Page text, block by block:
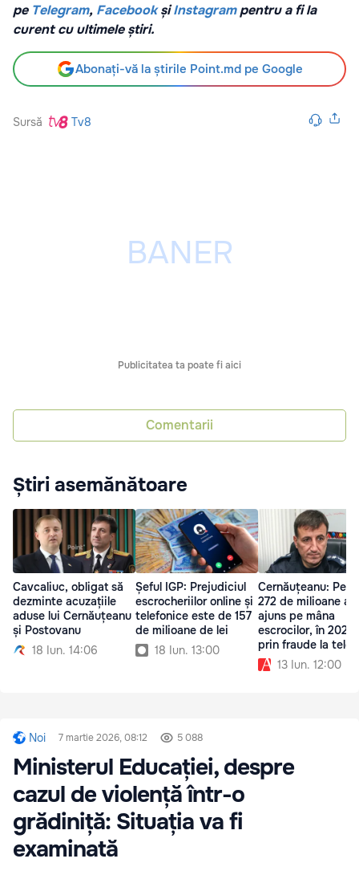
pe Telegram, Facebook șiInstagrampentru a fi la
curent cu ultimele știri.
Abonați-vă la știrile Point.md pe Google
Sursă Tv8
Publicitatea ta poate fi aici
Comentarii
Știri asemănătoare
Cavcaliuc, obligat să
dezminte acuzațiile
aduse lui Cernăuțeanu
și Postovanu
18 Iun. 14:06
Șeful IGP: Prejudiciul
escrocheriilor online și
telefonice este de 157
de milioane de lei
18 Iun. 13:00
Cernăuțeanu:
272 de milioane au
ajuns pe mâna
escrocilor, în 2025,
prin fraude la
13 Iun. 12:00
Noi 7 martie 2026, 08:12 5 088
Ministerul Educației, despre
cazul de violență într-o
grădiniță: Situația va fi
examinată